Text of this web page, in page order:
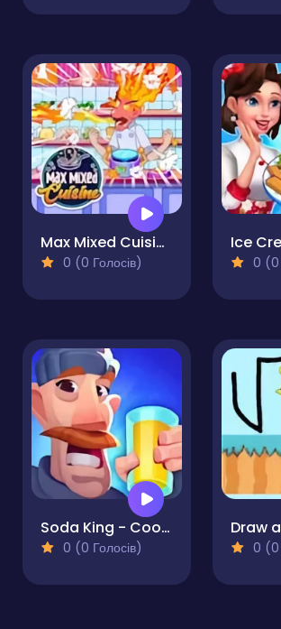
Max Mixed Cuisine
0 (0 Голосів) 0 (0
Soda King - Cooking Rush
0 (0 Голосів) 0 (0